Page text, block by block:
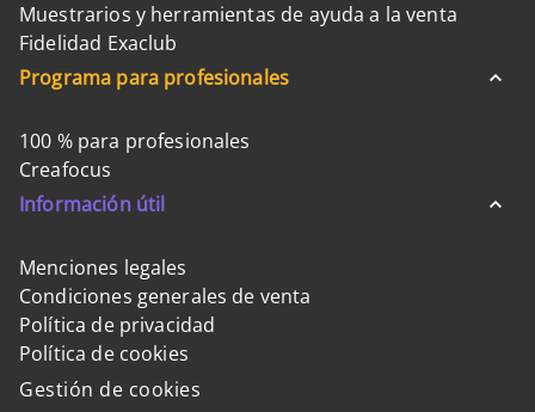
Muestrarios y herramientas de ayuda a la venta
Fidelidad Exaclub
Programa para profesionales
100 % para profesionales
Creafocus
Información útil
Menciones legales
Condiciones generales de venta
Política de privacidad
Política de cookies
Gestión de cookies